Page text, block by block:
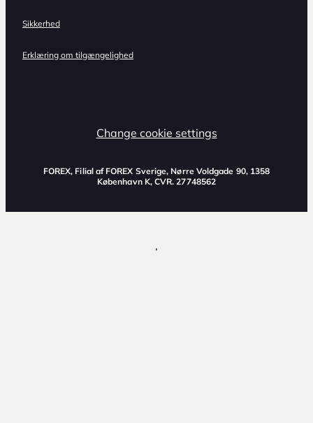
Sikkerhed
Erklæring om tilgængelighed
Change cookie settings
FOREX, Filial af FOREX Sverige, Nørre Voldgade 90, 1358
København K, CVR. 27748562
,